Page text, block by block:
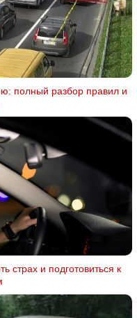
полный разбор правил и
страх и подготовиться к